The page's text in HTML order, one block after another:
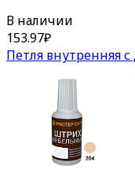
В наличии
153.97₽
Петля внутренняя